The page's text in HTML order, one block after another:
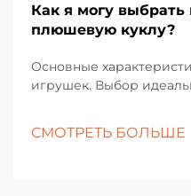
Как я могу выбрать
плюшевую куклу?
Основные
игрушек. Выбор
игрушки занимают
СМОТРЕТЬ БОЛЬШЕ